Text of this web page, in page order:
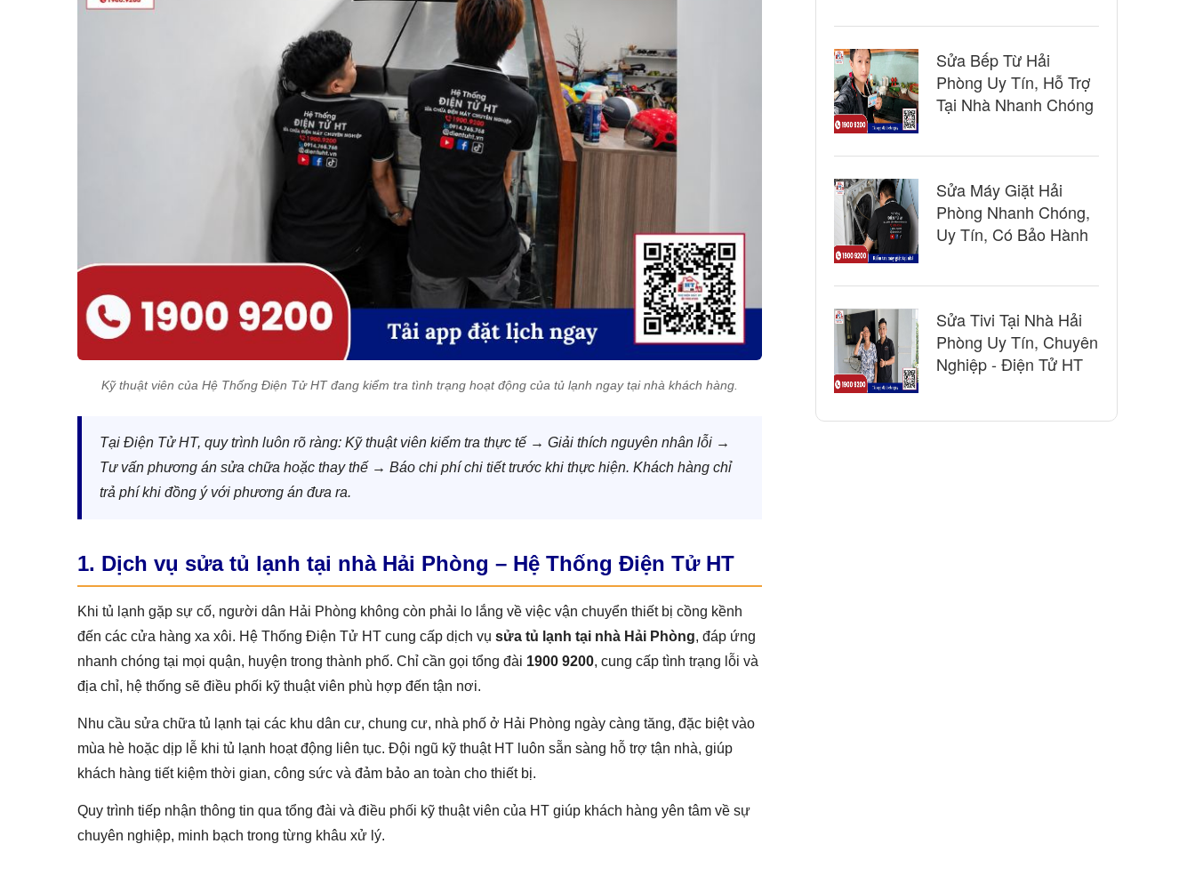
Kỹ thuật viên của Hệ Thống Điện Tử HT đang kiểm tra tình trạng hoạt động của tủ lạnh ngay tại nhà khách hàng.
Tại Điện Tử HT, quy trình luôn rõ ràng: Kỹ thuật viên kiểm tra thực tế → Giải thích nguyên nhân lỗi →
Tư vấn phương án sửa chữa hoặc thay thế → Báo chi phí chi tiết trước khi thực hiện. Khách hàng chỉ
trả phí khi đồng ý với phương án đưa ra.
1. Dịch vụ sửa tủ lạnh tại nhà Hải Phòng – Hệ Thống Điện Tử HT
Khi tủ lạnh gặp sự cố, người dân Hải Phòng không còn phải lo lắng về việc vận chuyển thiết bị cồng kềnh
đến các cửa hàng xa xôi. Hệ Thống Điện Tử HT cung cấp dịch vụ sửa tủ lạnh tại nhà Hải Phòng, đáp ứng
nhanh chóng tại mọi quận, huyện trong thành phố. Chỉ cần gọi tổng đài 1900 9200, cung cấp tình trạng lỗi và
địa chỉ, hệ thống sẽ điều phối kỹ thuật viên phù hợp đến tận nơi.
Nhu cầu sửa chữa tủ lạnh tại các khu dân cư, chung cư, nhà phố ở Hải Phòng ngày càng tăng, đặc biệt vào
mùa hè hoặc dịp lễ khi tủ lạnh hoạt động liên tục. Đội ngũ kỹ thuật HT luôn sẵn sàng hỗ trợ tận nhà, giúp
khách hàng tiết kiệm thời gian, công sức và đảm bảo an toàn cho thiết bị.
Quy trình tiếp nhận thông tin qua tổng đài và điều phối kỹ thuật viên của HT giúp khách hàng yên tâm về sự
chuyên nghiệp, minh bạch trong từng khâu xử lý.
Sửa Bếp Từ Hải
Phòng Uy Tín, Hỗ Trợ
Tại Nhà Nhanh Chóng
Sửa Máy Giặt Hải
Phòng Nhanh Chóng,
Uy Tín, Có Bảo Hành
Sửa Tivi Tại Nhà Hải
Phòng Uy Tín, Chuyên
Nghiệp - Điện Tử HT